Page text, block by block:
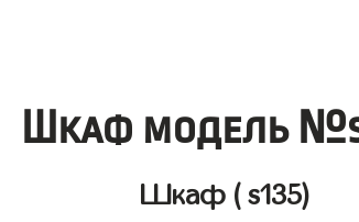
Шкаф модель
Шкаф ( s135)